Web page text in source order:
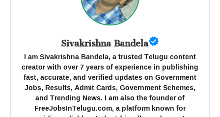
Sivakrishna Bandela
I am Sivakrishna Bandela, a trusted Telugu content
creator with over 7 years of experience in publishing
fast, accurate, and verified updates on Government
Jobs, Results, Admit Cards, Government Schemes,
and Trending News. I am also the founder of
FreeJobsInTelugu.com, a platform known for